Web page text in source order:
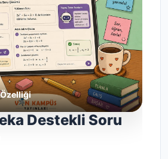
Destekli Soru